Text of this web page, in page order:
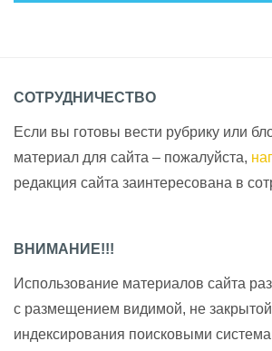
СОТРУДНИЧЕСТВО
Если вы готовы вести рубрику или
материал для сайта – пожалуйста,
редакция сайта заинтересована в
ВНИМАНИЕ!!!
Использование материалов сайта
с размещением видимой, не
индексирования поисковыми